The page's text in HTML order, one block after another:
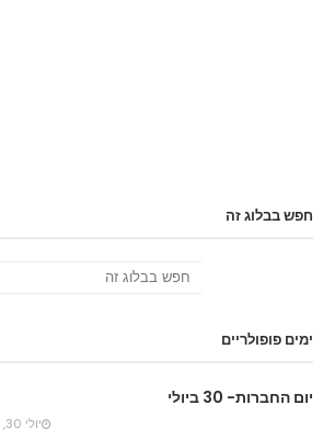
חפש בבלוג זה
ימים פופולריים
יום החברות- 30 ביולי
יולי 30, 2023